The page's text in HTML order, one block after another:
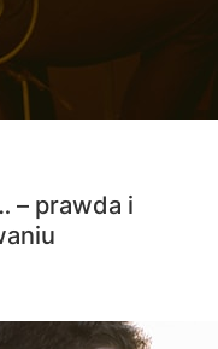
– prawda i